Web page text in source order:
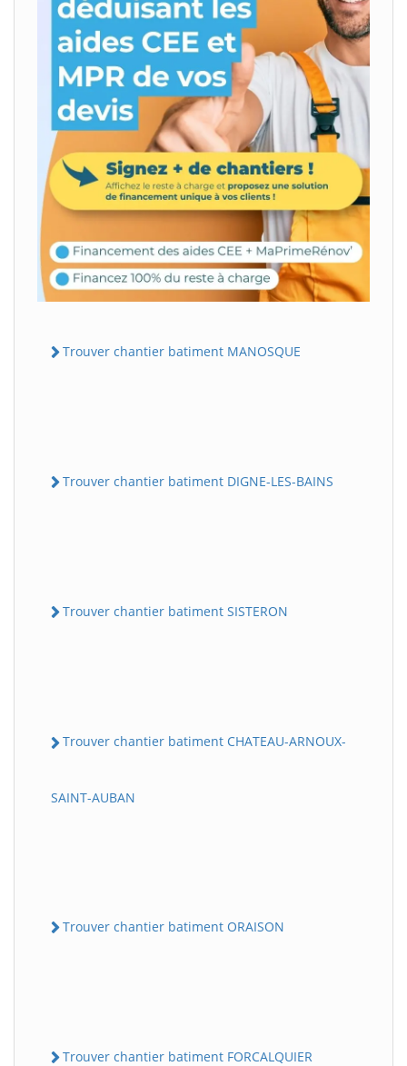
Trouver chantier batiment MANOSQUE
Trouver chantier batiment DIGNE-LES-BAINS
Trouver chantier batiment SISTERON
Trouver chantier batiment CHATEAU-ARNOUX-
SAINT-AUBAN
Trouver chantier batiment ORAISON
Trouver chantier batiment FORCALQUIER